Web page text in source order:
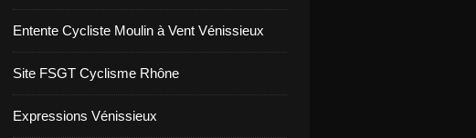
Entente Cycliste Moulin à Vent Vénissieux
Site FSGT Cyclisme Rhône
Expressions Vénissieux